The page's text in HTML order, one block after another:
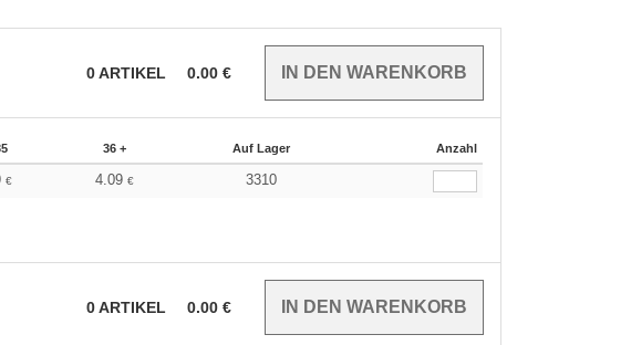
0ARTIKEL 0.00 €
36 + Auf Lager Anzahl
€ 4.09€ 3310
0ARTIKEL 0.00 €